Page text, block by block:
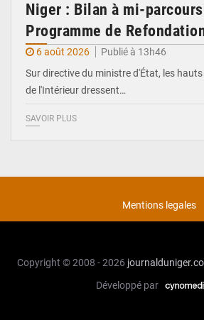
Niger : Bilan à mi-
Programme de
6 août 2026
Publié à 13h46
Sur directive du ministre d'État, les
de l'Intérieur dressent…
SAVOIR PLUS
Mentions legales
Copyright © 2008 - 2026
Développé par